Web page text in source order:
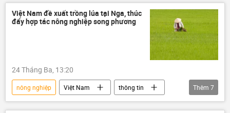
Xung đột Mỹ-Iran
Chính trị
Kinh tế
eo biển Hormuz
doanh nghiệp
Kinh doanh
Việt Nam đề xuất trồng lúa tại Nga, thúc
đẩy hợp tác nông nghiệp song phương
24 Tháng Ba, 13:20
nông nghiệp Việt Nam
thông tin
lúa gạo
lúa mì
Thêm 7